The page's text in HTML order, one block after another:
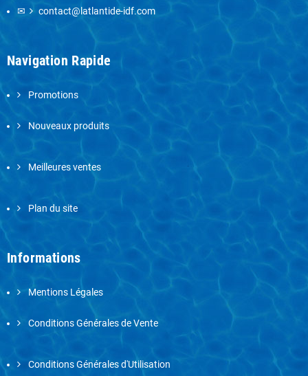
✉ contact@latlantide-idf.com
Navigation Rapide
Promotions
Nouveaux produits
Meilleures ventes
Plan du site
Informations
Mentions Légales
Conditions Générales de Vente
Conditions Générales d'Utilisation